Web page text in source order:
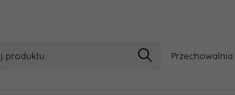
Przechowalnia